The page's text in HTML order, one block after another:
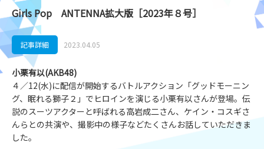
Girls Pop ANTENNA拡大版［2023年８号］
記事詳細 2023.04.05
小栗有以(AKB48)
４／12(水)に配信が開始するバトルアクション「グッドモーニン
グ、眠れる獅子２」でヒロインを演じる小栗有以さんが登場。伝
説のスーツアクターと呼ばれる高岩成二さん、ケイン・コスギさ
んらとの共演や、撮影中の様子などたくさんお話していただきま
した。